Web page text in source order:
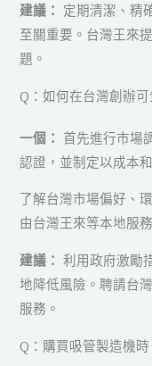
建議： 定期清潔、精
至關重要。台灣王來
題。
Q：如何在台灣創辦
一個： 首先進行市場
認證，並制定以成本
了解台灣市場偏好、
由台灣王來等本地服
建議： 利用政府激勵
地降低風險。聘請台
服務。
Q：購買吸管製造機